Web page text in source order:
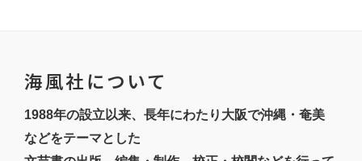
海風社について
1988年の設立以来、長年にわたり大阪で沖縄・奄美
などをテーマとした